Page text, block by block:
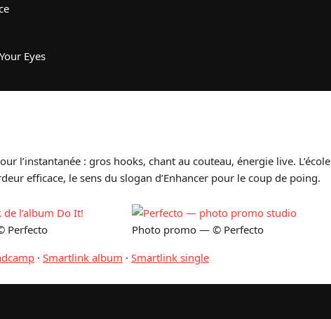
Eyes
l’instantanée : gros hooks, chant au couteau, énergie live. L’école
efficace, le sens du slogan d’Enhancer pour le coup de poing.
Perfecto
Photo promo — © Perfecto
· Smartlink album · Smartlink single